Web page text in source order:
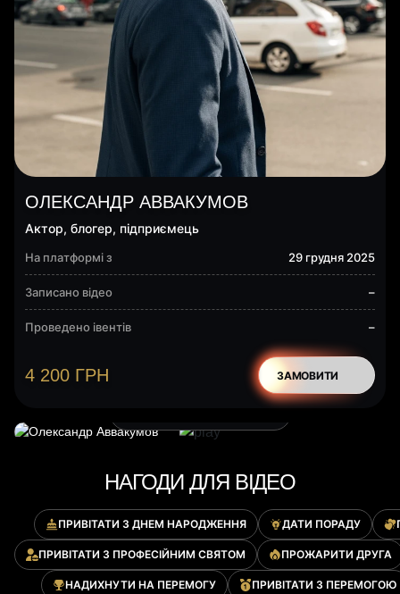
ОЛЕКСАНДР АВВАКУМОВ
Актор, блогер, підприємець
На платформі з 29 грудня 2025
Записано відео –
Проведено івентів –
4 200 ГРН ЗАМОВИТИ
НАГОДИ ДЛЯ ВІДЕО
ПРИВІТАТИ З ДНЕМ НАРОДЖЕННЯ ДАТИ ПОРАДУ
ПРИВІТАТИ З ПРОФЕСІЙНИМ СВЯТОМ ПРОЖАРИТИ ДРУГА
НАДИХНУТИ НА ПЕРЕМОГУ ПРИВІТАТИ З ПЕРЕМОГОЮ